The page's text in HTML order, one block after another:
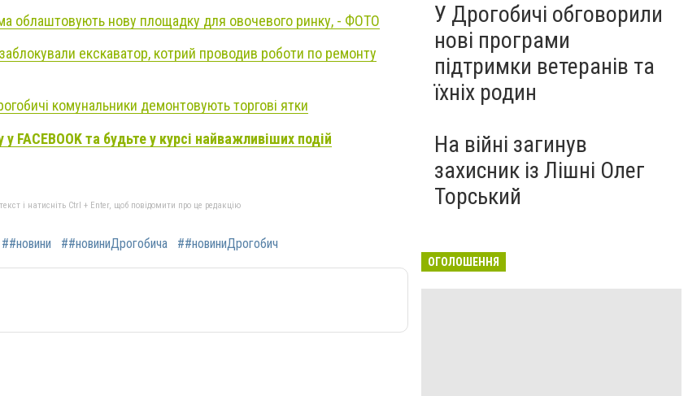
облаштовують нову площадку для овочевого ринку, - ФОТО
екскаватор, котрий проводив роботи по ремонту
комунальники демонтовують торгові ятки
FACEBOOK та будьте у курсі найважливіших подій
і натисніть Ctrl + Enter, щоб повідомити про це редакцію
##новини ##новиниДрогобича ##новиниДрогобич
У Дрогобичі обговорили
нові програми
підтримки ветеранів та
їхніх родин
На війні загинув
захисник із Лішні Олег
Торський
ОГОЛОШЕННЯ